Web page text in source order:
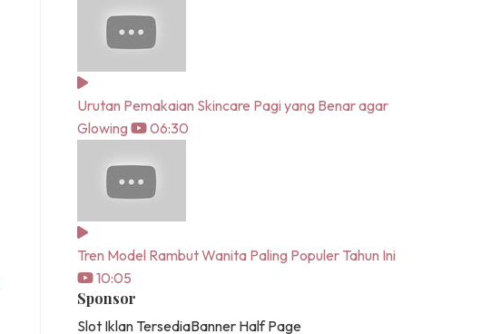
Urutan Pemakaian Skincare Pagi yang Benar agar
Glowing
06:30
Tren Model Rambut Wanita Paling Populer Tahun Ini
10:05
Sponsor
Slot Iklan TersediaBanner Half Page